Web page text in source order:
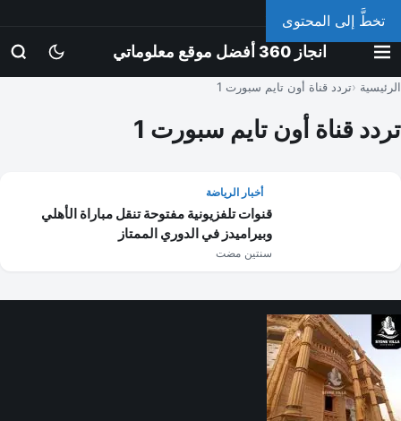
تخطَّ إلى المحتوى
الخميس، 6 أغسطس 2026
انجاز 360 أفضل موقع معلوماتي
الرئيسية تردد قناة أون تايم سبورت 1
تردد قناة أون تايم سبورت 1
أخبار الرياضة
قنوات تلفزيونية مفتوحة تنقل مباراة الأهلي
وبيراميدز في الدوري الممتاز
سنتين مضت